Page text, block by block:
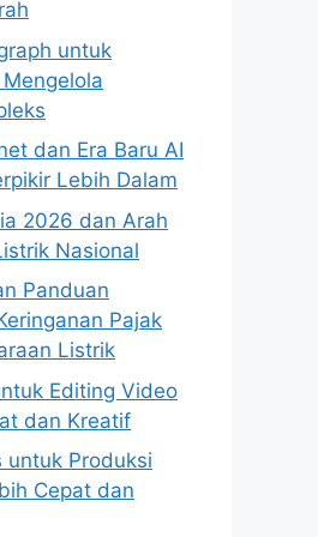
untuk
dan Era Baru AI
Lebih Dalam
2026 dan Arah
Nasional
Panduan
Pajak
Listrik
Editing Video
dan Kreatif
untuk Produksi
Cepat dan